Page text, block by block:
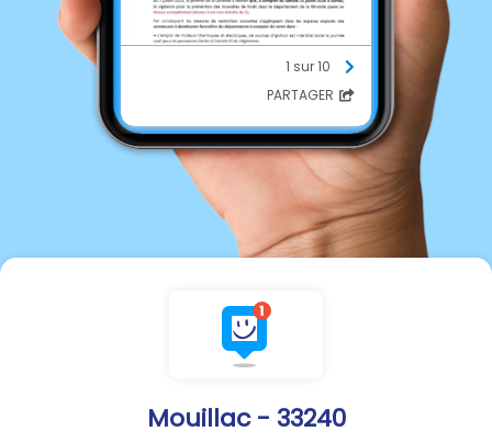
Mouillac - 33240
1 sur 10
PARTAGER